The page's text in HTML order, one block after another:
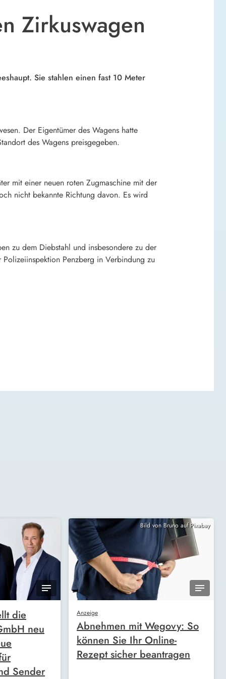
Zirkuswagen
Sie stahlen einen fast 10 Meter
Der Eigentümer des Wagens hatte
des Wagens preisgegeben.
mit einer neuen roten Zugmaschine mit der
nicht bekannte Richtung davon. Es wird
zu dem Diebstahl und insbesondere zu der
Penzberg in Verbindung zu
die
neu
Sender
Bild von Bruno auf Pixabay
Anzeige
Abnehmen mit Wegovy: So
können Sie Ihr Online-
Rezept sicher beantragen